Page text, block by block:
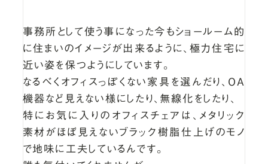
事務所として使う事になった今もショールーム的
に住まいのイメージが出来るように、極力住宅に
近い姿を保つようにしています。
なるべくオフィスっぽくない家具を選んだり、OA
機器など見えない様にしたり、無線化をしたり、
特にお気に入りのオフィスチェアは、メタリック
素材がほぼ見えないブラック樹脂仕上げのモノ
で地味に工夫しているんです。